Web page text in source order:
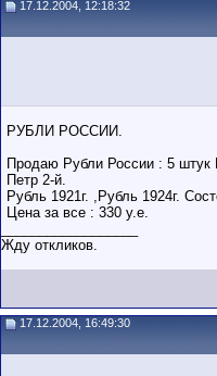
17.12.2004, 12:18:32
РУБЛИ РОССИИ.
Продаю Рубли России : 5 штук
Петр 2-й.
Рубль 1921г. ,Рубль 1924г.
Цена за все : 330 у.е.
Жду откликов.
17.12.2004, 16:49:30